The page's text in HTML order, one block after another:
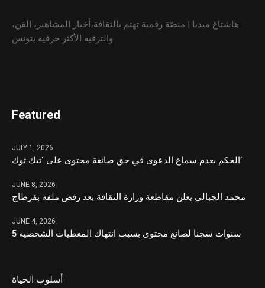
هاشتاغ ميديا | منصّة رقمية تهتم بالثقافة،أخبار المشاهير، الفن،
والترفيه الأكثر حرفية بتونس
Featured
JULY 1, 2026
الحكم بعدم سماع الدعوى في حق صانعة محتوى على ‘تيك توك’
JUNE 8, 2026
محمد الجبالي يعلن مقاطعة وزارة الثقافة بعد رفض ملفه بقرطاج
JUNE 4, 2026
5 سنوات سجنا لصانع محتوى بسبب انتهاك المعطيات الشخصية
أسلوب الحياة